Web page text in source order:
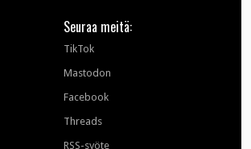
Seuraa meitä:
TikTok
Mastodon
Facebook
Threads
RSS-syöte